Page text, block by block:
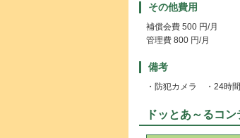
その他費用
補償会費 500 円/月
管理費 800 円/月
備考
・防犯カメラ ・24時
ドッとあ～るコ